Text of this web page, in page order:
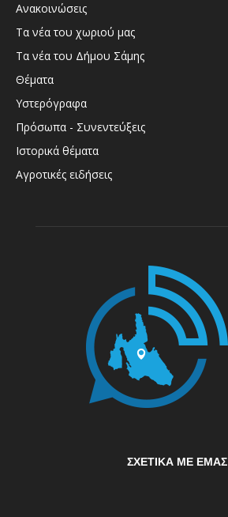
Ανακοινώσεις
Τα νέα του χωριού μας
Τα νέα του Δήμου Σάμης
Θέματα
Υστερόγραφα
Πρόσωπα - Συνεντεύξεις
Ιστορικά θέματα
Αγροτικές ειδήσεις
ΣΧΕΤΙΚΆ ΜΕ ΕΜΆΣ